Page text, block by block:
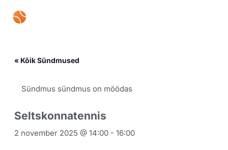
« Kõik Sündmused
Sündmus sündmus on möödas
Seltskonnatennis
2 november 2025 @ 14:00 -16:00